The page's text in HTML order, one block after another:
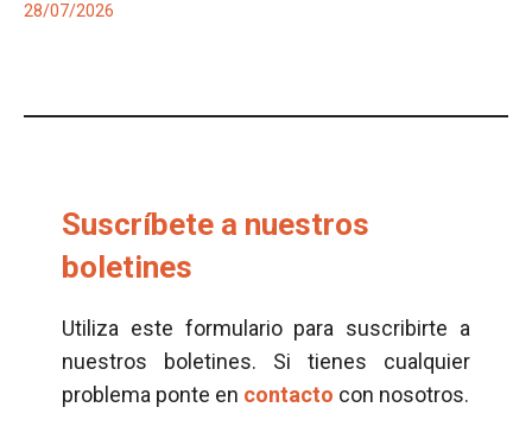
28/07/2026
Suscríbete a nuestros
boletines
Utiliza este formulario para suscribirte a
nuestros boletines. Si tienes cualquier
problema ponte en contacto con nosotros.